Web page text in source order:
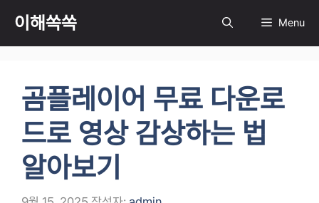
츠
이해쏙쏙 Menu
곰플레이어 무료 다운로
드로 영상 감상하는 법
알아보기